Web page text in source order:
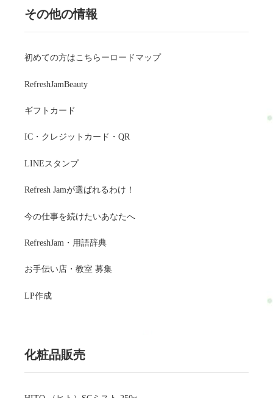
その他の情報
初めての方はこちらーロードマップ
RefreshJamBeauty
ギフトカード
IC・クレジットカード・QR
LINEスタンプ
Refresh Jamが選ばれるわけ！
今の仕事を続けたいあなたへ
RefreshJam・用語辞典
お手伝い店・教室 募集
LP作成
化粧品販売